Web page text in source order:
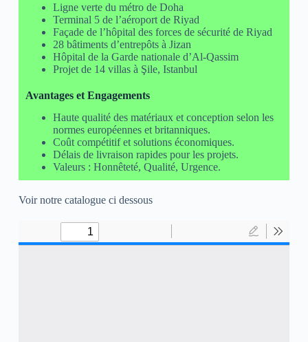
Ligne verte du métro de Doha
Terminal 5 de l’aéroport de Riyad
Façade de l’hôpital des forces de sécurité de Riyad
28 bâtiments d’entrepôts à Jizan
Hôpital de la Garde nationale d’Al-Qassim
Projet de 14 villas à Şile, Istanbul
Avantages et Engagements
Haute qualité des matériaux et conception selon les
normes européennes et britanniques.
Coût compétitif et solutions économiques.
Délais de livraison rapides pour les projets.
Valeurs : Honnêteté, Qualité, Urgence.
Voir notre catalogue ci dessous